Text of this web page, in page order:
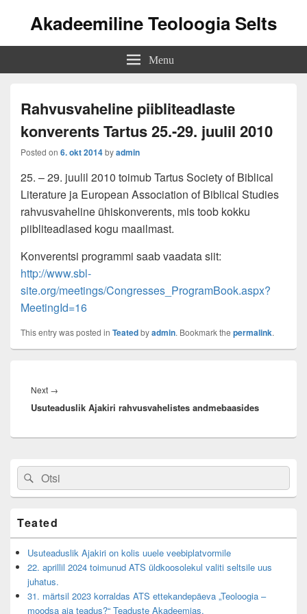
Akadeemiline Teoloogia Selts
Menu
Rahvusvaheline piibliteadlaste
konverents Tartus 25.-29. juulil 2010
Posted on 6. okt 2014byadmin
25. – 29. juulil 2010 toimub Tartus Society of Biblical
Literature ja European Association of Biblical Studies
rahvusvaheline ühiskonverents, mis toob kokku
piibliteadlased kogu maailmast.
Konverentsi programmi saab vaadata siit:
http://www.sbl-
site.org/meetings/Congresses_ProgramBook.aspx?
MeetingId=16
This entry was posted in Teatedbyadmin. Bookmark the permalink.
Next →
post:
Usuteaduslik Ajakiri rahvusvahelistes andmebaasides
Primary
Sidebar
Widget
Area
Search
for:
Search
Teated
Usuteaduslik Ajakiri on kolis uuele veebiplatvormile
22. aprillil 2024 toimunud ATS üldkoosolekul valiti seltsile uus
juhatus.
31. märtsil 2023 korraldas ATS ettekandepäeva „Teoloogia –
moodsa aja teadus?“ Teaduste Akadeemias.